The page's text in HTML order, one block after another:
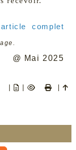
complet
@ Mai 2025
|